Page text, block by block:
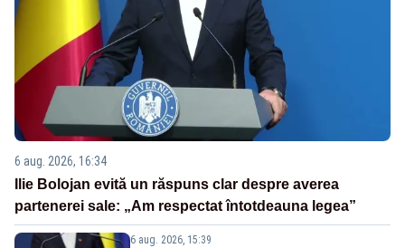
6 aug. 2026, 16:34
Ilie Bolojan evită un răspuns clar despre averea
partenerei sale: „Am respectat întotdeauna legea”
6 aug. 2026, 15:39